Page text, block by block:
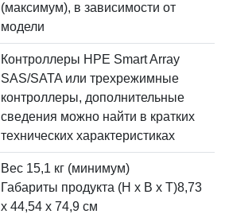
(максимум), в зависимости от
модели
Контроллеры HPE Smart Array
SAS/SATA или трехрежимные
контроллеры, дополнительные
сведения можно найти в кратких
технических характеристиках
Вес 15,1 кг (минимум)
Габариты продукта (H x B x T)8,73
x 44,54 x 74,9 см